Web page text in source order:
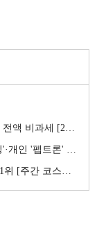
[2026 세제개편안]
- 2026년 7월27일~7월31일]
년 7월6일~7월10일]